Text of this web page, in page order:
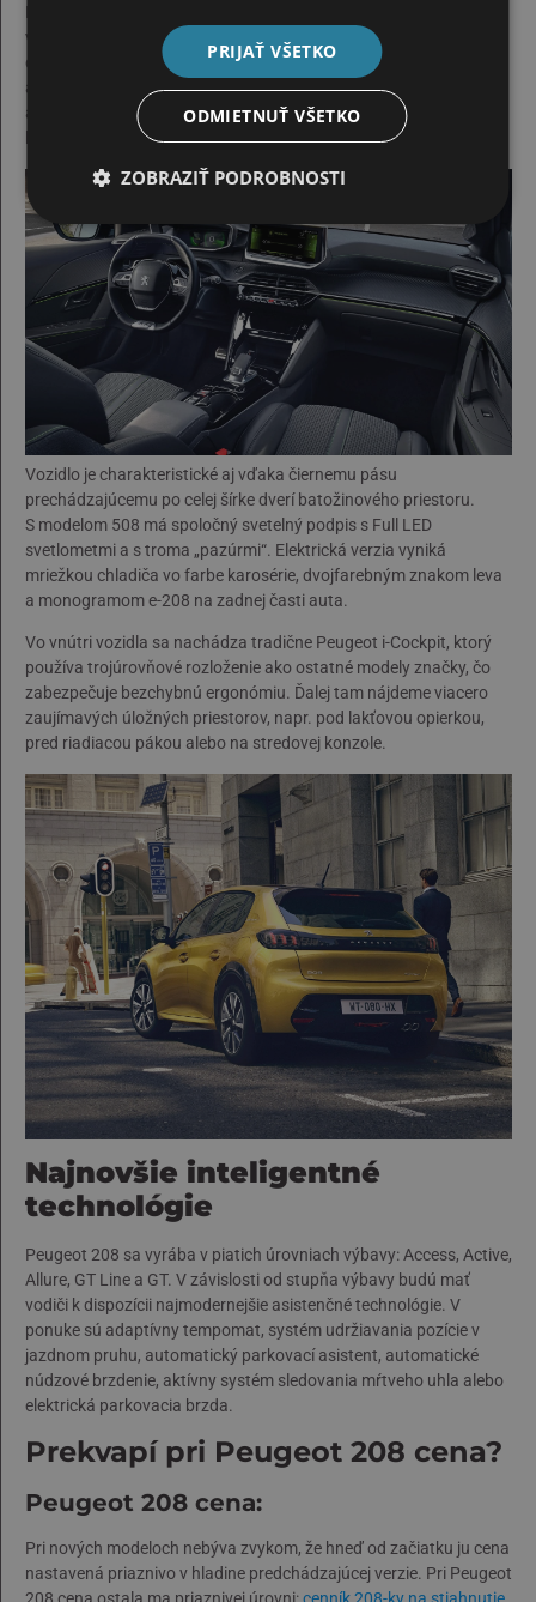
Nový Peugeot 208 je dlhší, širší a nižší ako jeho predchodca. Má
výraznú karosériu a vďaka čistým líniám evokuje športového
ducha. Znakom dynamiky je malé zadné okno s veľkým sklonom
a dokonale v línii s oblúkom zadného kolesa. Vo verzii GT Line
a GT sú oblúky kolies ozdobené lakovými čiernymi lemami
Vozidlo je charakteristické aj vďaka čiernemu pásu
prechádzajúcemu po celej šírke dverí batožinového priestoru.
S modelom 508 má spoločný svetelný podpis s Full LED
svetlometmi a s troma „pazúrmi“. Elektrická verzia vyniká
mriežkou chladiča vo farbe karosérie, dvojfarebným znakom leva
a monogramom e-208 na zadnej časti auta.
Vo vnútri vozidla sa nachádza tradične Peugeot i-Cockpit, ktorý
používa trojúrovňové rozloženie ako ostatné modely značky, čo
zabezpečuje bezchybnú ergonómiu. Ďalej tam nájdeme viacero
zaujímavých úložných priestorov, napr. pod lakťovou opierkou,
pred riadiacou pákou alebo na stredovej konzole.
Najnovšie inteligentné
technológie
Peugeot 208 sa vyrába v piatich úrovniach výbavy: Access, Active,
Allure, GT Line a GT. V závislosti od stupňa výbavy budú mať
vodiči k dispozícii najmodernejšie asistenčné technológie. V
ponuke sú adaptívny tempomat, systém udržiavania pozície v
jazdnom pruhu, automatický parkovací asistent, automatické
núdzové brzdenie, aktívny systém sledovania mŕtveho uhla alebo
elektrická parkovacia brzda.
Prekvapí pri Peugeot 208 cena?
Peugeot 208 cena:
Pri nových modeloch nebýva zvykom, že hneď od začiatku ju cena
nastavená priaznivo v hladine predchádzajúcej verzie. Pri Peugeot
PRIJAŤ VŠETKO
ODMIETNUŤ VŠETKO
ZOBRAZIŤ PODROBNOSTI